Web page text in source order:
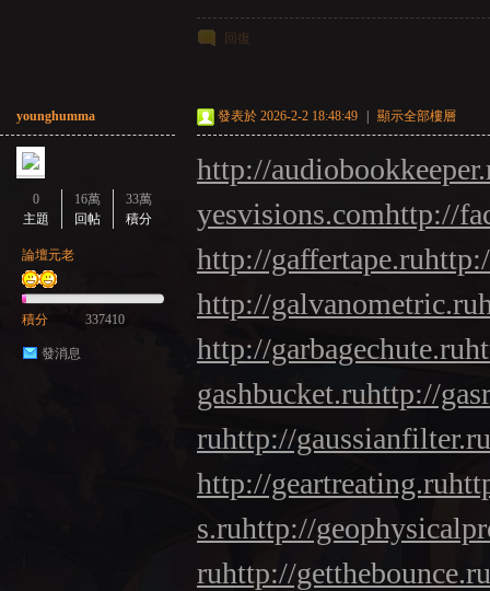
回復
younghumma
0
主題
16萬
回帖
33萬
積分
論壇元老
積分 337410
發消息
發表於 2026-2-2 18:48:49 顯示全部樓層
http://
yesvisions.comhttp://
http://gaffertape.ru
http://galvanometric.ru
http://garbagechute.ru
gashbucket.ruhttp://
ruhttp://gaussianfilter.ru
http://geartreating.ru
s.ruhttp://
ruhttp://getthebounce.ru